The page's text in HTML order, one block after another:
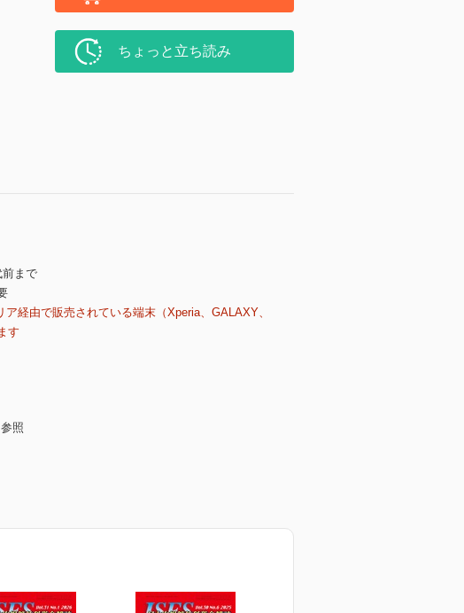
ちょっと立ち読み
まで
経由で販売されている端末（Xperia、GALAXY、
す
照